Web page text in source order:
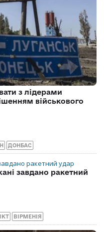
з лідерами
військового
ДОНБАС
завдано ракетний
ВІРМЕНІЯ